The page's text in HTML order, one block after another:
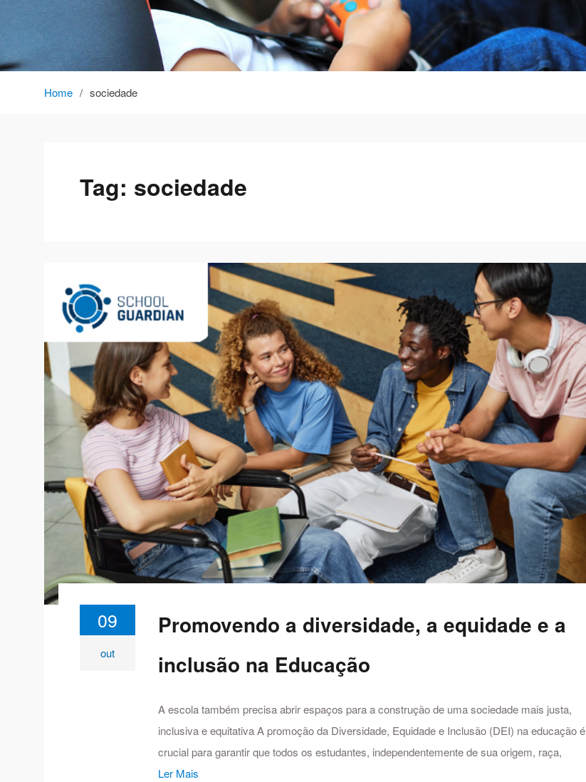
Home sociedade
Tag: sociedade
Promovendo a diversidade, a equidade e a
inclusão na Educação
09
out
A escola também precisa abrir espaços para a construção de uma sociedade mais justa,
inclusiva e equitativa A promoção da Diversidade, Equidade e Inclusão (DEI) na educação é
crucial para garantir que todos os estudantes, independentemente de sua origem, raça,
Ler Mais